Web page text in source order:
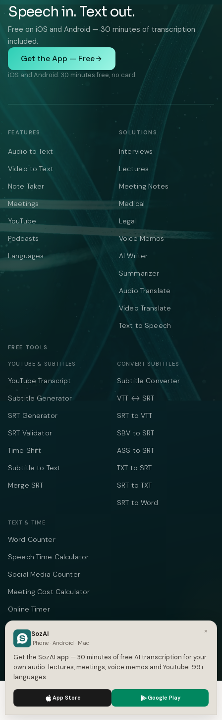
Speech in. Text out.
Free on iOS and Android — 30 minutes of transcription
included.
Get the App — Free
iOS and Android. 30 minutes free, no card.
FEATURES
Audio to Text
Video to Text
Note Taker
Meetings
YouTube
Podcasts
Languages
SOLUTIONS
Interviews
Lectures
Meeting Notes
Medical
Legal
Voice Memos
AI Writer
Summarizer
Audio Translate
Video Translate
Text to Speech
FREE TOOLS
YOUTUBE & SUBTITLES
YouTube Transcript
Subtitle Generator
SRT Generator
SRT Validator
Time Shift
Subtitle to Text
Merge SRT
CONVERT SUBTITLES
Subtitle Converter
VTT ↔ SRT
SRT to VTT
SBV to SRT
ASS to SRT
TXT to SRT
SRT to TXT
SRT to Word
TEXT & TIME
Word Counter
Speech Time Calculator
Social Media Counter
Meeting Cost Calculator
Online Timer
COMPANY
About
Case Studies
We use cookies to enhance your experience.
×
SozAI
iPhone · Android · Mac
Get the SozAI app — 30 minutes of free AI transcription for your
own audio: lectures, meetings, voice memos and YouTube. 99+
languages.
App Store Google Play